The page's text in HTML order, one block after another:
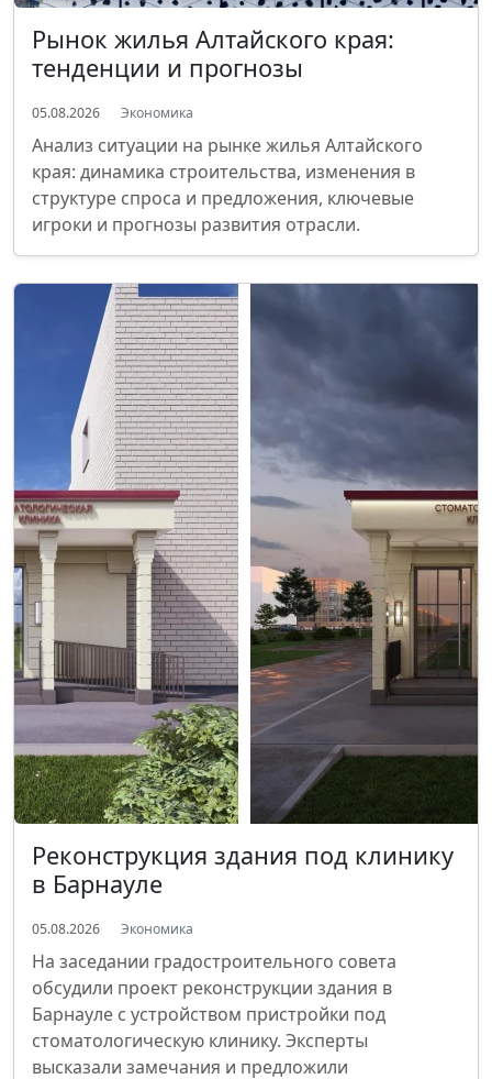
Рынок жилья Алтайского края:
тенденции и прогнозы
05.08.2026 Экономика
Анализ ситуации на рынке жилья Алтайского
края: динамика строительства, изменения в
структуре спроса и предложения, ключевые
игроки и прогнозы развития отрасли.
Реконструкция здания под клинику
в Барнауле
05.08.2026 Экономика
На заседании градостроительного совета
обсудили проект реконструкции здания в
Барнауле с устройством пристройки под
стоматологическую клинику. Эксперты
высказали замечания и предложили